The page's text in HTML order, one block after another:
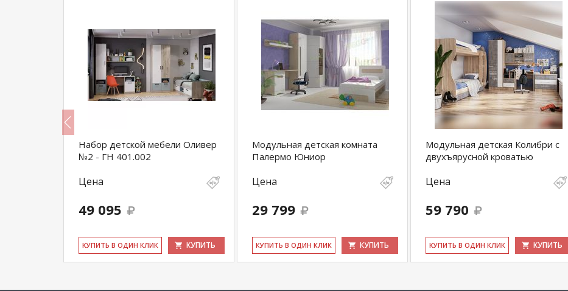
Набор детской мебели Оливер
№2 - ГН 401.002
Цена
49 095
КУ­ПИТЬ В ОДИН КЛИК КУПИТЬ
Модульная детская комната
Палермо Юниор
Цена
29 799
КУ­ПИТЬ В ОДИН КЛИК КУПИТЬ
Модульная детская Колибри с
двухъярусной кроватью
Цена
59 790
КУ­ПИТЬ В ОДИН КЛИК КУПИТЬ